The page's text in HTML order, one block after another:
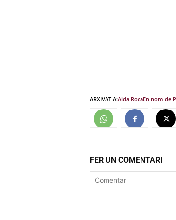
ARXIVAT A:Aida RocaEn nom de
FER UN COMENTARI